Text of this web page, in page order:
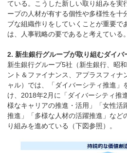
ている。こうした新しい取り組みを実
ープの人材が有する個性や多様性を十
ブな組織作りをしていくことが重要で
は、人事戦略の要であると考えている。
2. 新生銀行グループが取り組むダイバ
新生銀行グループ5社（新生銀行、昭
ント＆ファイナンス、アプラスフィナ
ャル）では、「ダイバーシティ推進」
け、2018年2月に「ダイバーシティ推
様なキャリアの推進・活用」「女性活
推進」「多様な人材の活躍推進」など
り組みを進めている（下図参照）。